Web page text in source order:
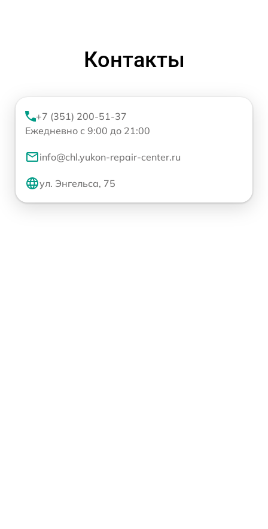
Контакты
+7 (351) 200-51-37
Ежедневно с 9:00 до 21:00
info@chl.yukon-repair-center.ru
ул. Энгельса, 75